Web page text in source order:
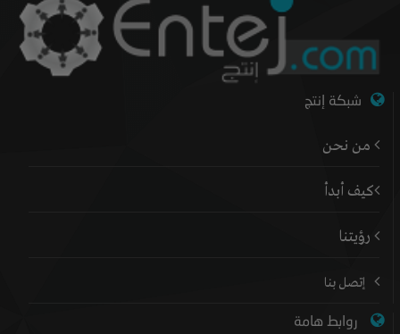
شبكة إنتج
من نحن
كيف أبدأ
رؤيتنا
إتصل بنا
روابط هامة